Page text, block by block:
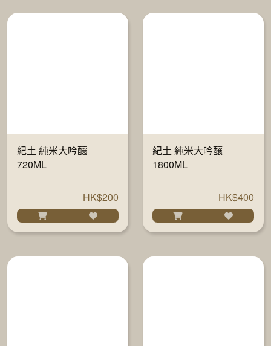
紀土 純米大吟釀
720ML
HK$200
紀土 純米大吟釀
1800ML
HK$400